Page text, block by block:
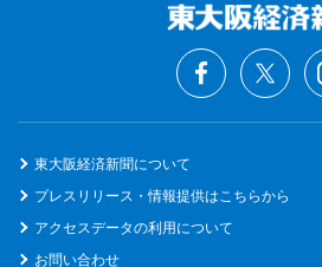
東大阪経済新聞について
プレスリリース・情報提供はこちらから
アクセスデータの利用について
お問い合わせ